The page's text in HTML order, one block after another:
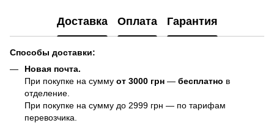
Доставка Оплата Гарантия
Способы доставки:
Новая почта.
При покупке на сумму от 3000 грн — бесплатно в
отделение.
При покупке на сумму до 2999 грн — по тарифам
перевозчика.